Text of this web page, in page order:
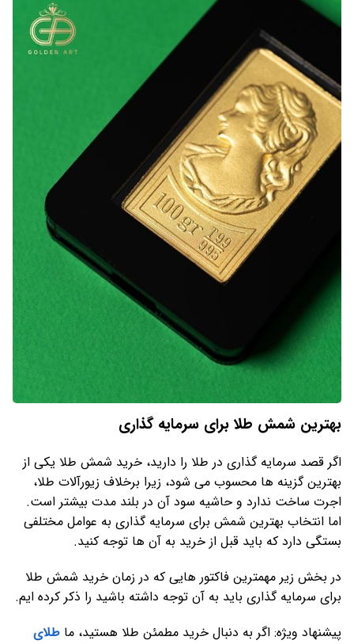
بهترین شمش طلا برای سرمایه گذاری
اگر قصد سرمایه گذاری در طلا را دارید، خرید شمش طلا یکی از
بهترین گزینه ها محسوب می شود، زیرا برخلاف زیورآلات طلا،
اجرت ساخت ندارد و حاشیه سود آن در بلند مدت بیشتر است.
اما انتخاب بهترین شمش برای سرمایه گذاری به عوامل مختلفی
بستگی دارد که باید قبل از خرید به آن ها توجه کنید.
در بخش زیر مهمترین فاکتور هایی که در زمان خرید شمش طلا
برای سرمایه گذاری باید به آن توجه داشته باشید را ذکر کرده ایم.
پیشنهاد ویژه: اگر به دنبال خرید مطمئن طلا هستید، ما طلای